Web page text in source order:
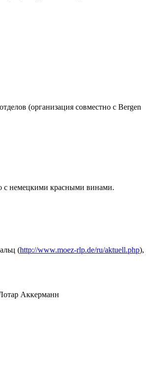
(организация совместно с Bergen
с немецкими красными винами.
(http://www.moez-rlp.de/ru/aktuell.php),
Аккерманн